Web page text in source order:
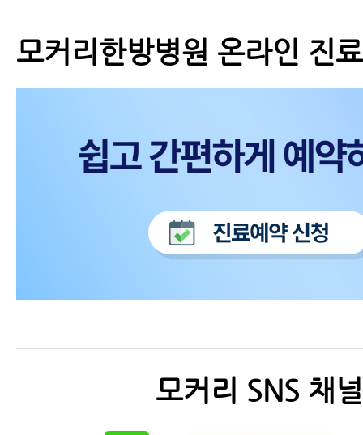
모커리한방병원 온라인 진
모커리 SNS 채널